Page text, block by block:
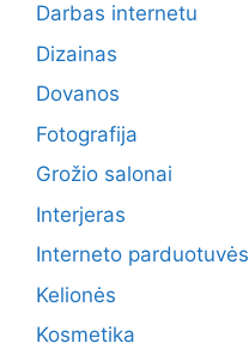
Darbas internetu
Dizainas
Dovanos
Fotografija
Grožio salonai
Interjeras
Interneto parduotuvės
Kelionės
Kosmetika